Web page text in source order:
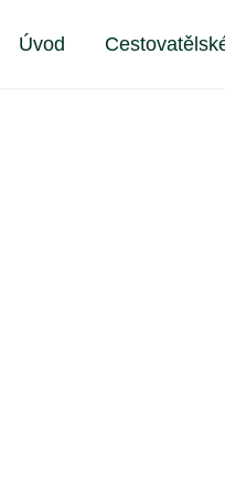
Úvod